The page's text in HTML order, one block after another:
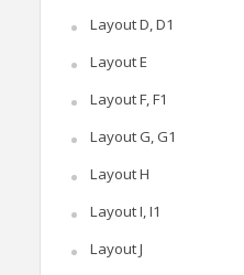
Layout D, D1
Layout E
Layout F, F1
Layout G, G1
Layout H
Layout I, I1
Layout J